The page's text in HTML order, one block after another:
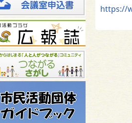
https://